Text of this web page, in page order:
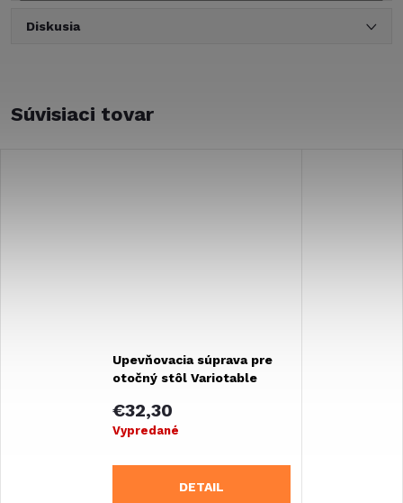
Diskusia
Súvisiaci tovar
Upevňovacia súprava pre
otočný stôl Variotable
€32,30
Vypredané
DETAIL